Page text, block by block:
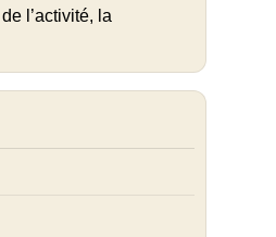
l’activité, la